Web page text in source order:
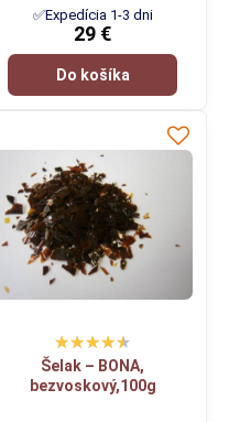
✅Expedícia 1-3 dni
29 €
Do košíka
Šelak – BONA,
bezvoskový,100g